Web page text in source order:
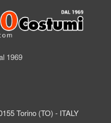
1969
Torino (TO) - ITALY